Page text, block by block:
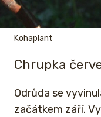
Kohaplant
Chrupka
Odrůda se
začátkem září.